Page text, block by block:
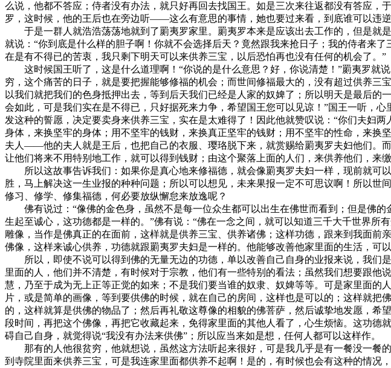
么说，他都不答应；侍者没有办法，就只好再回去找国王。如是三次来往返都没有答应
罗，这时候，他的王后也在旁边听——这么有意思的事情，她也要过来看，到底谁可以违
于是一群人就浩浩荡荡地就到了罽夷罗家里。罽夷罗本来是应该出去工作的，但是就
就说：“你到底是什么样的胆子啊！你就不会选择后天？竟然跟我来抢日子；我的侍者来
在是有不得已的苦衷，我只剩下明天可以来供养三宝，以后恐怕再也没有任何的机会了。”
这时候国王听了，这是什么道理啊！“你说的是什么意思？好，你说清楚！”罽夷罗就
穷，这个痛苦的日子，就是要把握能够修福的机会；而世间修福最大的，没有超过供养
以我们就把我们的色身抵押出去，等到后天我们已经是人家的奴婢了；所以明天是最后
会如此，可是我们实在是不得已，只好据死来力争，希望国王您可以见谅！”国王一听，
发这种的誓愿，决定要卖身来供养三宝，实在是太难得了！因此他就赞叹说：“你们夫妇
身体，来换坚牢的身体；用不坚牢的钱财，来换真正坚牢的钱财；用不坚牢的性命，来
夫人——他的夫人就是王后，也把自己的衣服、璎珞脱下来，就赏赐给罽夷罗夫妇他们。
让他们将来不用特别地工作，就可以得到钱财；由这个聚落上面的人们，来供养他们，来缴
所以这故事告诉我们：如果你是真心地来修福德，就会像罽夷罗夫妇一样，现前就可
胜，马上解决这一生业报的种种问题；所以可以想见，未来果报一定不可思议啊！所以
修习、修学、修集福德，何必要放纵懈怠来放逸呢？
佛有说过：“像佛的金色身，虽然不是每一位众生都可以出生在佛世而看到；但是佛的
生起至诚心，这功德都是一样的。”佛有说：“佛在一念之间，就可以知道三千大千世界
雕像，当作是佛真正的在面前，这样就是供养三宝、供养诸佛；这样功德，跟来到我面
佛像，这样来诚心供养，功德就跟罽夷罗夫妇是一样的。他能够改善他家里面的生活，可
所以，即使不说可以得到佛的无量无边的功德，单以改善自己自身的业报来说，我们
里面的人，他们并不清楚，有时候对于宗教，他们有一些特别的看法；虽然我们想要跟
慧，乃至于成为无上正等正觉的如来；不是我们要当谁的奴隶、奴婢等等。可是家里面
片，或是简单的画像，等到要供佛的时候，就在自己的房间，这样也是可以的；这样就
的，这样就算是供佛的物品了；然后再礼敬这尊像的相貌的佛菩萨，然后诚挚地发愿，
段时间，再把这个佛像，再把它收藏起来，免得家里面的其他人看了，心生烦恼。这功
碍自己自身，就觉得说“我没有办法来供佛”；所以应当来如是想，任何人都可以这样作。
那有的人他很贫穷，他就想说，虽然这方法听起来很好，可是我几乎是有一餐没一餐
到寺院里面来供养三宝，可是我连家里面都供养不起啊！是的，有时候也会有这种的情